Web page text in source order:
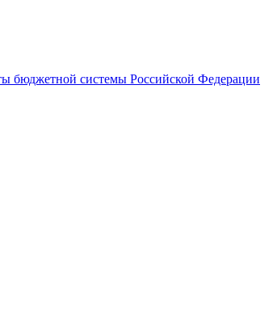
бюджетной системы Российской Федерации